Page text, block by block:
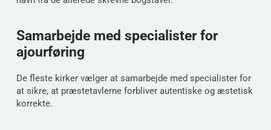
Samarbejde med specialister for
ajourføring
De fleste kirker vælger at samarbejde med specialister for
at sikre, at præstetavlerne forbliver autentiske og æstetisk
korrekte.